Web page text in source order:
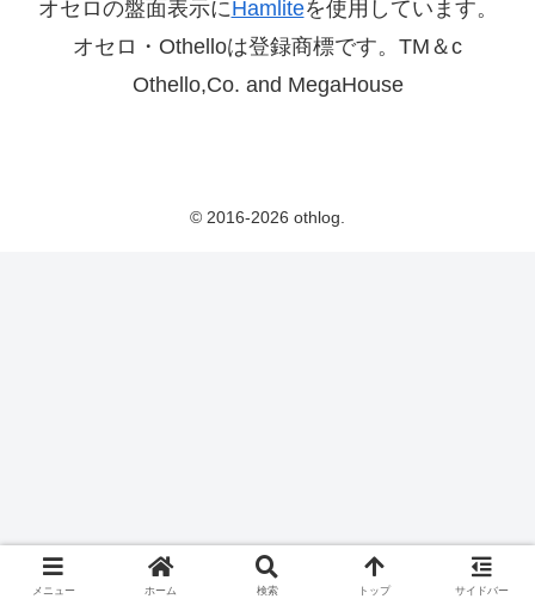
オセロの盤面表示にHamliteを使用しています。
オセロ・Othelloは登録商標です。TM＆c
Othello,Co. and MegaHouse
© 2016-2026 othlog.
メニュー ホーム 検索 トップ サイドバー